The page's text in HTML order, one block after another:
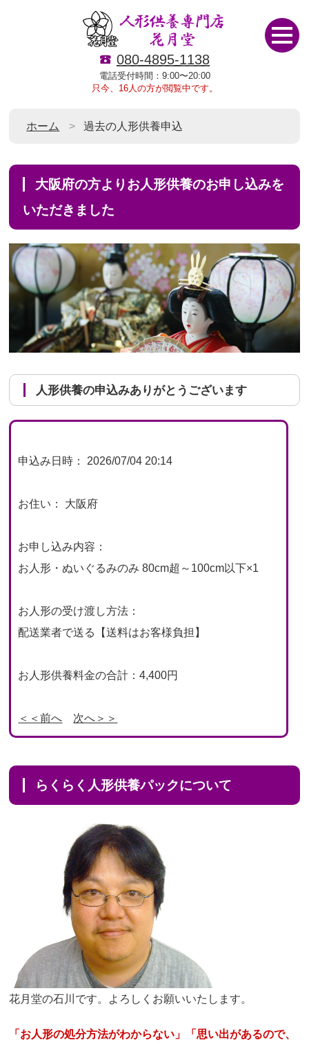
080-4895-1138
電話受付時間：9:00〜20:00
只今、16人の方が閲覧中です。
ホーム 過去の人形供養申込
大阪府の方よりお人形供養のお申し込みを
いただきました
人形供養の申込みありがとうございます
申込み日時： 2026/07/04 20:14
お住い： 大阪府
お申し込み内容：
お人形・ぬいぐるみのみ 80cm超～100cm以下×1
お人形の受け渡し方法：
配送業者で送る【送料はお客様負担】
お人形供養料金の合計：4,400円
＜＜前へ 次へ＞＞
らくらく人形供養パックについて
花月堂の石川です。よろしくお願いいたします。
「お人形の処分方法がわからない」「思い出があるので、